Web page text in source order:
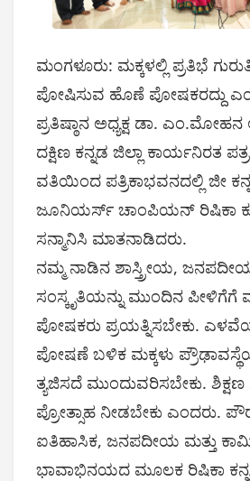
ಮಂಗಳೂರು: ಮಕ್ಕಳಲ್ಲಿ ಪ್ರತಿಭೆ
ಪೋಷಿಸುವ ಹೊಣೆ ಪೋಷಕರದ್ದು
ಪ್ರತಿಷ್ಠಾನ ಅಧ್ಯಕ್ಷ ಡಾ. ಎಂ.ಮೋಹನ
ದಕ್ಷಿಣ ಕನ್ನಡ ಜಿಲ್ಲಾ ಕಾರ್ಯನಿರತ
ವತಿಯಿಂದ ಪತ್ರಿಕಾಭವನದಲ್ಲಿ ಜೀ
ಜೂನಿಯರ್ಸ್ ಚಾಂಪಿಯನ್ ರಿಷಿಕಾ
ಸನ್ಮಾನಿಸಿ ಮಾತನಾಡಿದರು.
ನಮ್ಮ ನಾಡಿನ ಶಾಸ್ತ್ರೀಯ,
ಸಂಸ್ಕೃತಿಯನ್ನು ಮುಂದಿನ ಪೀಳಿಗೆಗೆ
ಪೋಷಕರು ಪ್ರಯತ್ನಿಸಬೇಕು.
ಪೋಷಣೆ ಬಳಿಕ ಮಕ್ಕಳು
ತ್ಯಜಿಸದೆ ಮುಂದುವರಿಸಬೇಕು. ಶಿಕ್ಷಣ
ಪ್ರೋತ್ಸಾಹ ನೀಡಬೇಕು ಎಂದರು.
ಐತಿಹಾಸಿಕ, ಜನಪದೀಯ ಮತ್ತು
ಭಾವಾಭಿನಯದ ಮೂಲಕ ರಿಷಿಕಾ